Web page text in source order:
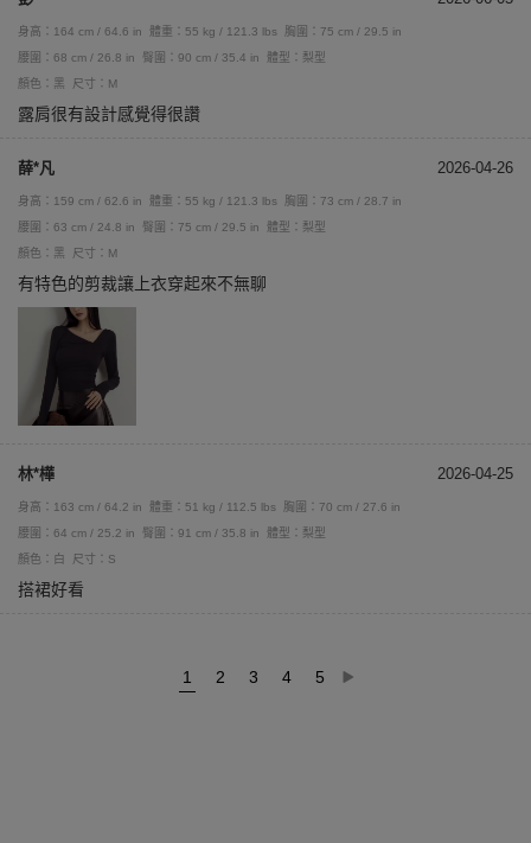
身高：164 cm / 64.6 in 體重：55 kg / 121.3 lbs
胸圍：75 cm / 29.5 in
腰圍：68 cm / 26.8 in
臀圍：90 cm / 35.4 in
體型：梨型
顏色：黑
尺寸：M
露肩很有設計感覺得很讚
薛*凡 2026-04-26
身高：159 cm / 62.6 in 體重：55 kg / 121.3 lbs
胸圍：73 cm / 28.7 in
腰圍：63 cm / 24.8 in
臀圍：75 cm / 29.5 in
體型：梨型
顏色：黑
尺寸：M
有特色的剪裁讓上衣穿起來不無聊
林*樺 2026-04-25
身高：163 cm / 64.2 in 體重：51 kg / 112.5 lbs
胸圍：70 cm / 27.6 in
腰圍：64 cm / 25.2 in
臀圍：91 cm / 35.8 in
體型：梨型
顏色：白
尺寸：S
搭裙好看
1 2 3 4 5